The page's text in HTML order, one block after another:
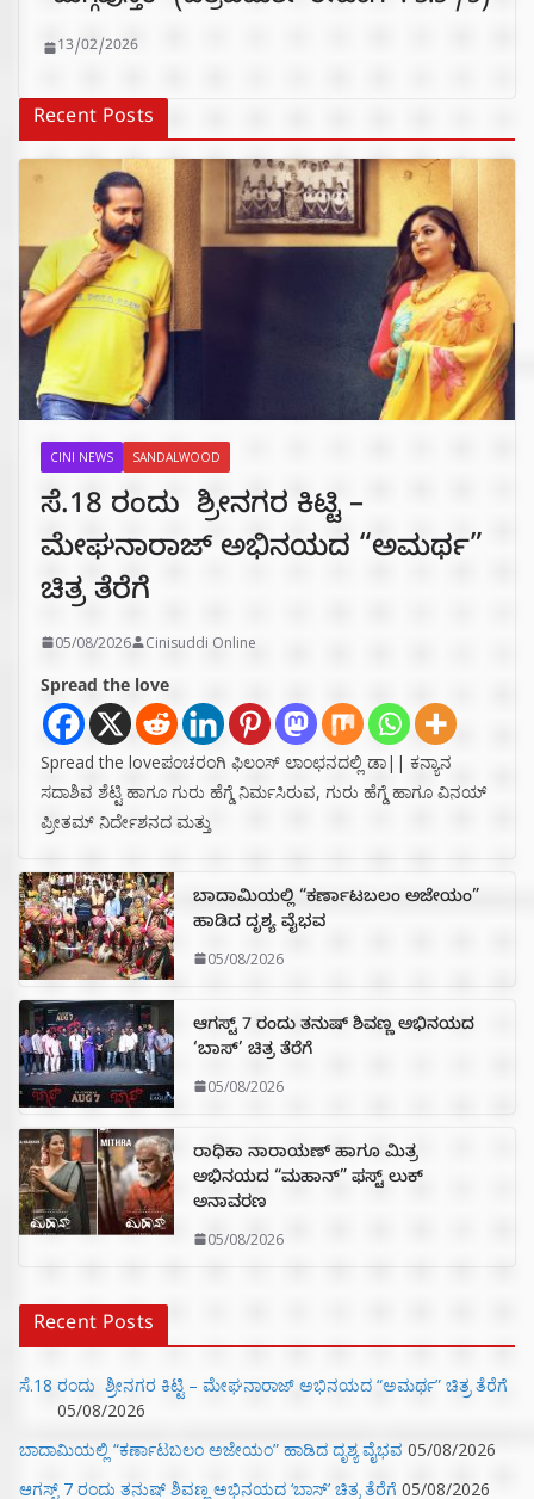
13/02/2026
Recent Posts
CINI NEWS SANDALWOOD
ಸೆ.18 ರಂದು ಶ್ರೀನಗರ ಕಿಟ್ಟಿ –
ಮೇಘನಾರಾಜ್ ಅಭಿನಯದ “ಅಮರ್ಥ”
ಚಿತ್ರ ತೆರೆಗೆ
05/08/2026 Cinisuddi Online
Spread the love
Spread the loveಪಂಚರಂಗಿ ಫಿಲಂಸ್ ಲಾಂಛನದಲ್ಲಿ ಡಾ|| ಕನ್ಯಾನ
ಸದಾಶಿವ ಶೆಟ್ಟಿ ಹಾಗೂ ಗುರು ಹೆಗ್ಡೆ ನಿರ್ಮಸಿರುವ, ಗುರು ಹೆಗ್ಡೆ ಹಾಗೂ ವಿನಯ್
ಪ್ರೀತಮ್ ನಿರ್ದೇಶನದ ಮತ್ತು
ಬಾದಾಮಿಯಲ್ಲಿ “ಕರ್ಣಾಟಬಲಂ ಅಜೇಯಂ”
ಹಾಡಿದ ದೃಶ್ಯ ವೈಭವ
05/08/2026
ಆಗಸ್ಟ್ 7 ರಂದು ತನುಷ್ ಶಿವಣ್ಣ ಅಭಿನಯದ
‘ಬಾಸ್’ ಚಿತ್ರ ತೆರೆಗೆ
05/08/2026
ರಾಧಿಕಾ ನಾರಾಯಣ್ ಹಾಗೂ ಮಿತ್ರ
ಅಭಿನಯದ “ಮಹಾನ್” ಫಸ್ಟ್ ಲುಕ್
ಅನಾವರಣ
05/08/2026
Recent Posts
ಸೆ.18 ರಂದು ಶ್ರೀನಗರ ಕಿಟ್ಟಿ – ಮೇಘನಾರಾಜ್ ಅಭಿನಯದ “ಅಮರ್ಥ” ಚಿತ್ರ ತೆರೆಗೆ
05/08/2026
ಬಾದಾಮಿಯಲ್ಲಿ “ಕರ್ಣಾಟಬಲಂ ಅಜೇಯಂ” ಹಾಡಿದ ದೃಶ್ಯ ವೈಭವ 05/08/2026
ಆಗಸ್ಟ್ 7 ರಂದು ತನುಷ್ ಶಿವಣ್ಣ ಅಭಿನಯದ ‘ಬಾಸ್’ ಚಿತ್ರ ತೆರೆಗೆ 05/08/2026